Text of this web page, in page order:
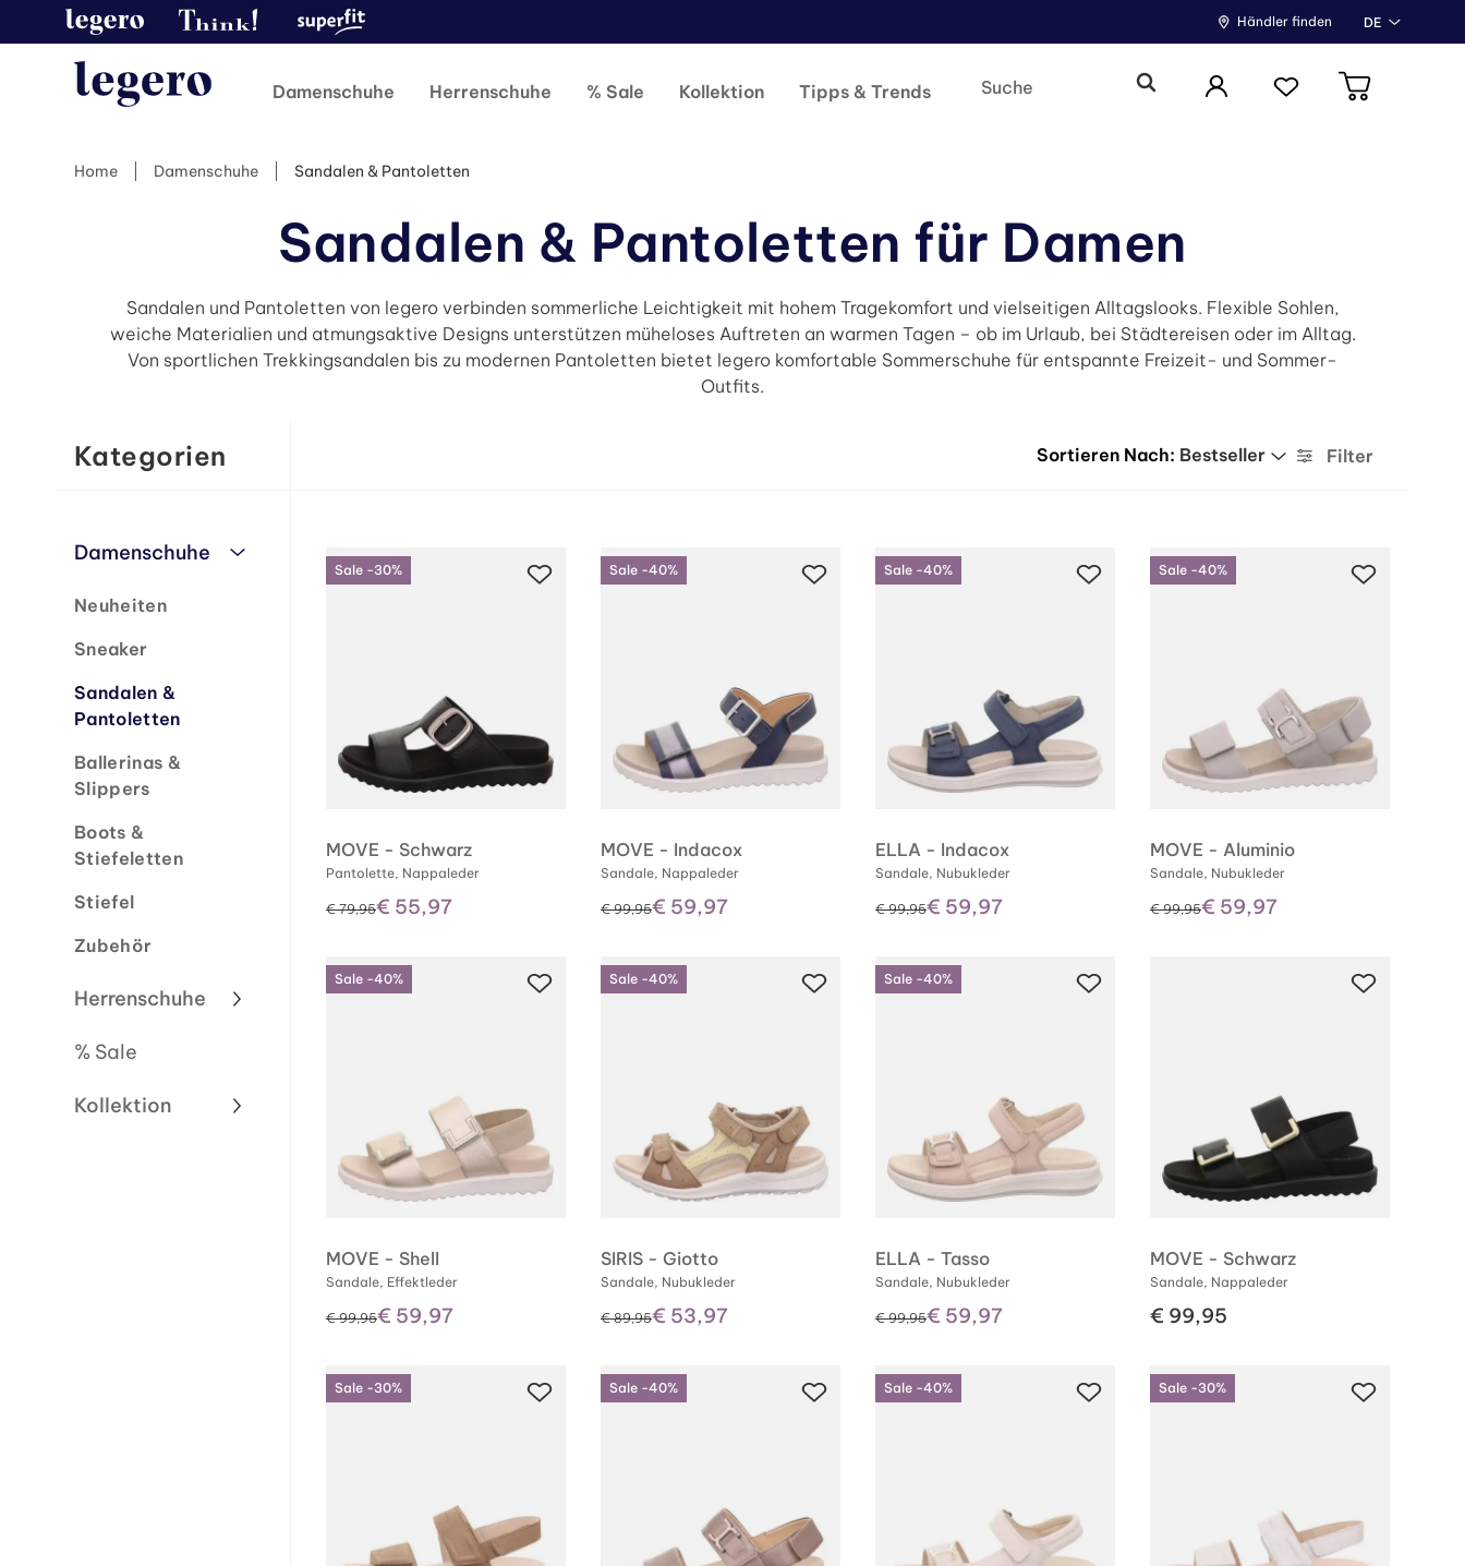
Händler finden DE
Damenschuhe Herrenschuhe % Sale Kollektion Tipps & Trends
Home Damenschuhe Sandalen & Pantoletten
Sandalen & Pantoletten für Damen
Sandalen und Pantoletten von legero verbinden sommerliche Leichtigkeit mit hohem Tragekomfort und vielseitigen Alltagslooks. Flexible Sohlen,
weiche Materialien und atmungsaktive Designs unterstützen müheloses Auftreten an warmen Tagen – ob im Urlaub, bei Städtereisen oder im Alltag.
Von sportlichen Trekkingsandalen bis zu modernen Pantoletten bietet legero komfortable Sommerschuhe für entspannte Freizeit- und Sommer-
Outfits.
Kategorien
Damenschuhe
Neuheiten
Sneaker
Sandalen &
Pantoletten
Ballerinas &
Slippers
Boots &
Stiefeletten
Stiefel
Zubehör
Herrenschuhe
% Sale
Kollektion
Sortieren Nach: Bestseller Filter
Sale -30%
MOVE - Schwarz
Pantolette, Nappaleder
statt
€ 79,95€ 55,97
Sale -40%
MOVE - Indacox
Sandale, Nappaleder
statt
€ 99,95€ 59,97
Sale -40%
ELLA - Indacox
Sandale, Nubukleder
statt
€ 99,95€ 59,97
Sale -40%
MOVE - Aluminio
Sandale, Nubukleder
statt
€ 99,95€ 59,97
Sale -40%
MOVE - Shell
Sandale, Effektleder
statt
€ 99,95€ 59,97
Sale -40%
SIRIS - Giotto
Sandale, Nubukleder
statt
€ 89,95€ 53,97
Sale -40%
ELLA - Tasso
Sandale, Nubukleder
statt
€ 99,95€ 59,97
MOVE - Schwarz
Sandale, Nappaleder
€ 99,95
Sale -30% Sale -40% Sale -40% Sale -30%